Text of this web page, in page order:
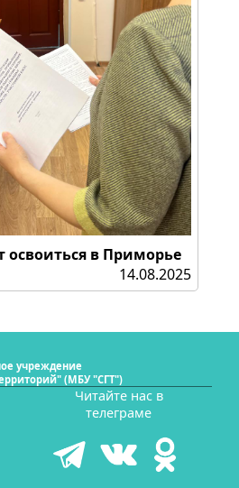
освоиться в Приморье
14.08.2025
учреждение
(МБУ "СГТ")
Читайте нас в
телеграме